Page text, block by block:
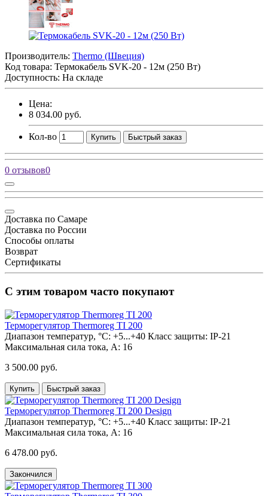
Производитель: Thermo (Швеция)
Код товара: Термокабель SVK-20 - 12м (250 Вт)
Доступность: На складе
Цена:
8 034.00 руб.
Кол-во Купить Быстрый заказ
0 отзывов0
Доставка по Самаре
Доставка по России
Способы оплаты
Возврат
Сертификаты
С этим товаром часто покупают
Терморегулятор Thermoreg TI 200
Диапазон температур, °С: +5...+40 Класс защиты: IP-21
Максимальная сила тока, А: 16
3 500.00 руб.
Купить Быстрый заказ
Терморегулятор Thermoreg TI 200 Design
Диапазон температур, °С: +5...+40 Класс защиты: IP-21
Максимальная сила тока, А: 16
6 478.00 руб.
Закончился